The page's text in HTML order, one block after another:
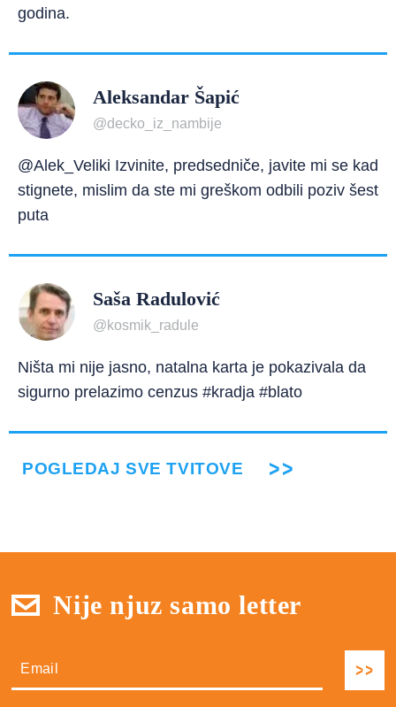
godina.
Aleksandar Šapić
@decko_iz_nambije
@Alek_Veliki Izvinite, predsedniče, javite mi se kad
stignete, mislim da ste mi greškom odbili poziv šest
puta
Saša Radulović
@kosmik_radule
Ništa mi nije jasno, natalna karta je pokazivala da
sigurno prelazimo cenzus #kradja #blato
POGLEDAJ SVE TVITOVE
Nije njuz samo letter